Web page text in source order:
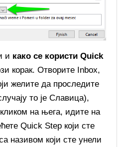
и како се користи Quick
корак. Отворите Inbox,
желите да проследите
то је Славица),
на њега, идите на
Quick Step који сте
називом који сте унели